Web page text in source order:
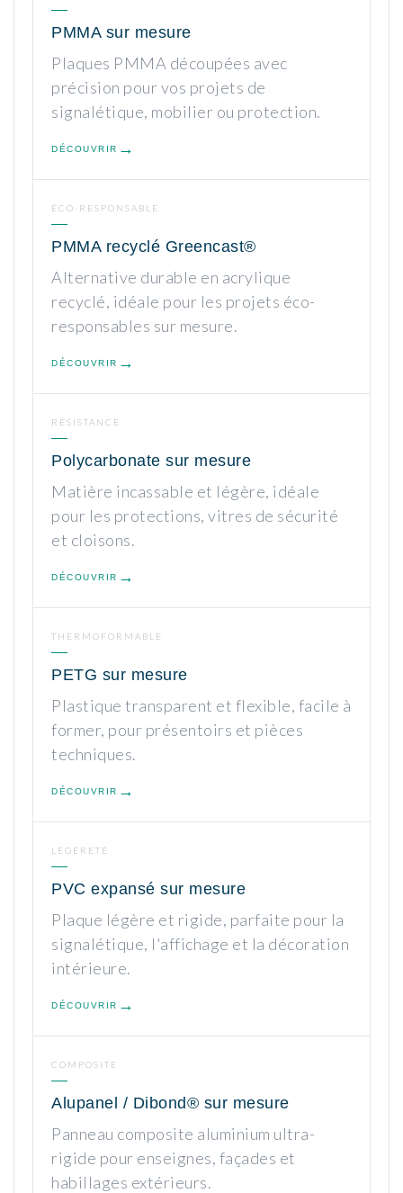
PMMA sur mesure
Plaques PMMA découpées avec
précision pour vos projets de
signalétique, mobilier ou protection.
DÉCOUVRIR
ÉCO-RESPONSABLE
PMMA recyclé Greencast®
Alternative durable en acrylique
recyclé, idéale pour les projets éco-
responsables sur mesure.
DÉCOUVRIR
RÉSISTANCE
Polycarbonate sur mesure
Matière incassable et légère, idéale
pour les protections, vitres de sécurité
et cloisons.
DÉCOUVRIR
THERMOFORMABLE
PETG sur mesure
Plastique transparent et flexible, facile à
former, pour présentoirs et pièces
techniques.
DÉCOUVRIR
LÉGÈRETÉ
PVC expansé sur mesure
Plaque légère et rigide, parfaite pour la
signalétique, l'affichage et la décoration
intérieure.
DÉCOUVRIR
COMPOSITE
Alupanel / Dibond® sur mesure
Panneau composite aluminium ultra-
rigide pour enseignes, façades et
habillages extérieurs.